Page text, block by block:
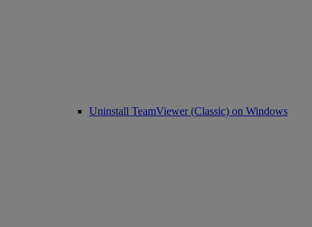
Uninstall TeamViewer (Classic) on Windows